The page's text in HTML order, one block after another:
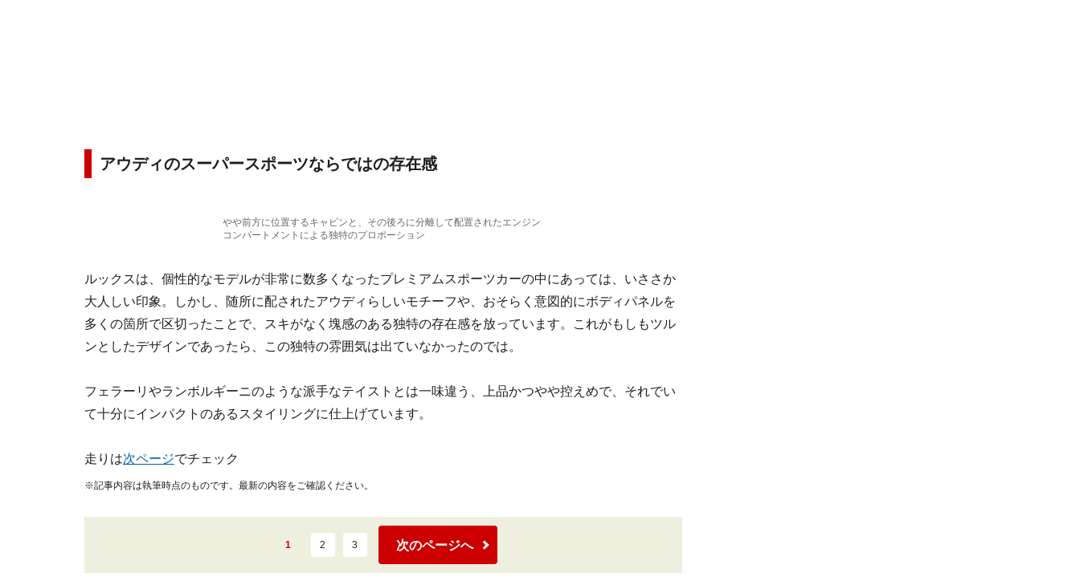
アウディのスーパースポーツならではの存在感
やや前方に位置するキャビンと、その後ろに分離して配置されたエンジン
コンパートメントによる独特のプロポーション
ルックスは、個性的なモデルが非常に数多くなったプレミアムスポーツカーの中にあっては、いささか
大人しい印象。しかし、随所に配されたアウディらしいモチーフや、おそらく意図的にボディパネルを
多くの箇所で区切ったことで、スキがなく塊感のある独特の存在感を放っています。これがもしもツル
ンとしたデザインであったら、この独特の雰囲気は出ていなかったのでは。
フェラーリやランボルギーニのような派手なテイストとは一味違う、上品かつやや控えめで、それでい
て十分にインパクトのあるスタイリングに仕上げています。
走りは次ページでチェック
※記事内容は執筆時点のものです。最新の内容をご確認ください。
1 2 3 次のページへ